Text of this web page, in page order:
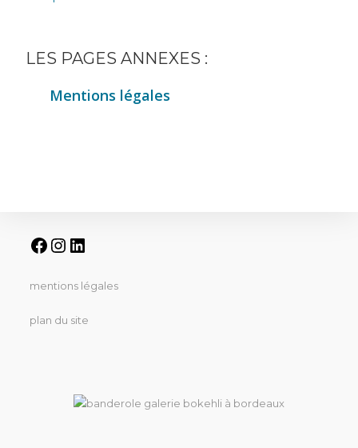
LES PAGES ANNEXES :
Mentions légales
mentions légales
plan du site